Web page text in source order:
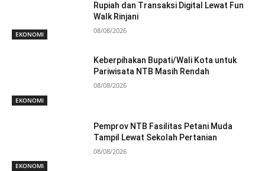
EKONOMI
Rupiah dan Transaksi Digital Lewat Fun
Walk Rinjani
08/08/2026
EKONOMI
Keberpihakan Bupati/Wali Kota untuk
Pariwisata NTB Masih Rendah
08/08/2026
EKONOMI
Pemprov NTB Fasilitas Petani Muda
Tampil Lewat Sekolah Pertanian
08/08/2026